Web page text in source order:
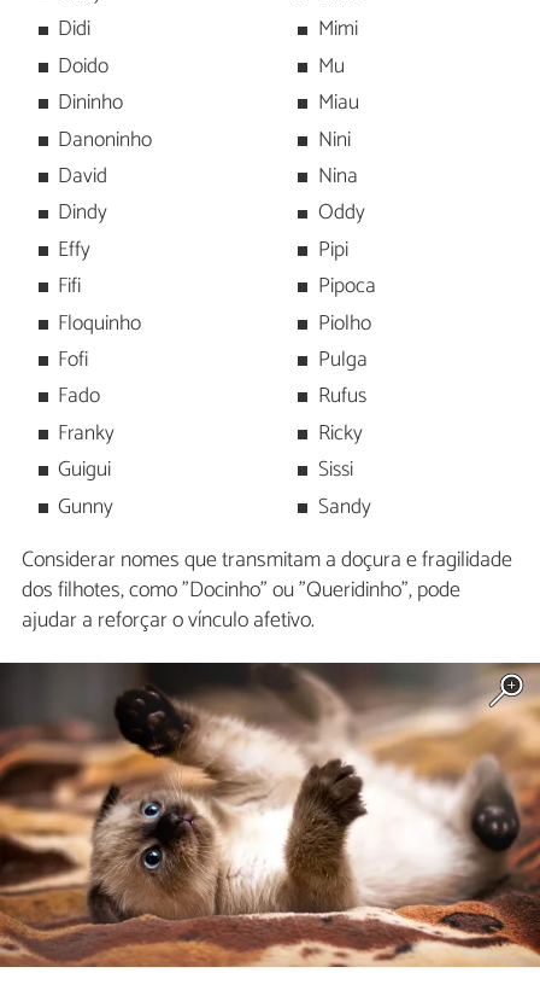
Didi
Doido
Dininho
Danoninho
David
Dindy
Effy
Fifi
Floquinho
Fofi
Fado
Franky
Guigui
Gunny
Mimi
Mu
Miau
Nini
Nina
Oddy
Pipi
Pipoca
Piolho
Pulga
Rufus
Ricky
Sissi
Sandy
Considerar nomes que transmitam a doçura e fragilidade
dos filhotes, como "Docinho" ou "Queridinho", pode
ajudar a reforçar o vínculo afetivo.